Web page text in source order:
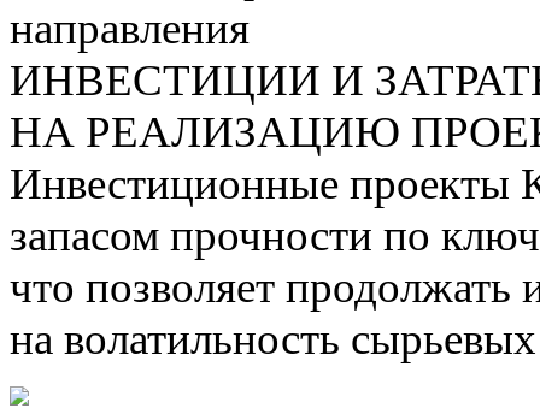
направления
ИНВЕСТИЦИИ И
НА РЕАЛИЗАЦИЮ
Инвестиционные проекты
запасом прочности по
что позволяет продолжать
на волатильность